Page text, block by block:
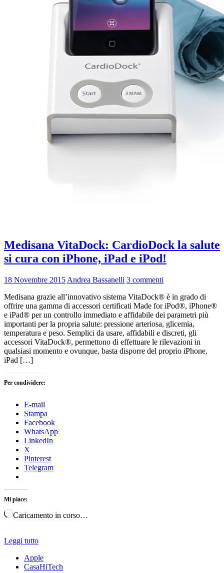
Medisana VitaDock: CardioDock la salute
si cura con iPhone, iPad e iPod!
18 Novembre 2015 Andrea Bassanelli 3 commenti
Medisana grazie all’innovativo sistema VitaDock® è in grado di
offrire una gamma di accessori certificati Made for iPod®, iPhone®
e iPad® per un controllo immediato e affidabile dei parametri più
importanti per la propria salute: pressione arteriosa, glicemia,
temperatura e peso. Semplici da usare, affidabili e discreti, gli
accessori VitaDock®, permettono di effettuare le rilevazioni in
qualsiasi momento e ovunque, basta disporre del proprio iPhone,
iPad […]
Per condividere:
E-mail
Stampa
Facebook
WhatsApp
LinkedIn
X
Pinterest
Telegram
Mi piace:
Caricamento in corso…
Leggi tutto
Apple
CasaHiTech